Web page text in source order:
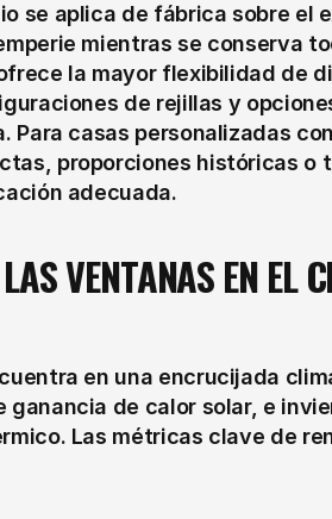
se aplica de fábrica sobre el
mientras se conserva
la mayor flexibilidad de
de rejillas y
Para casas personalizadas
proporciones históricas o
adecuada.
VENTANAS EN EL
en una encrucijada
ganancia de calor solar, e
Las métricas clave de